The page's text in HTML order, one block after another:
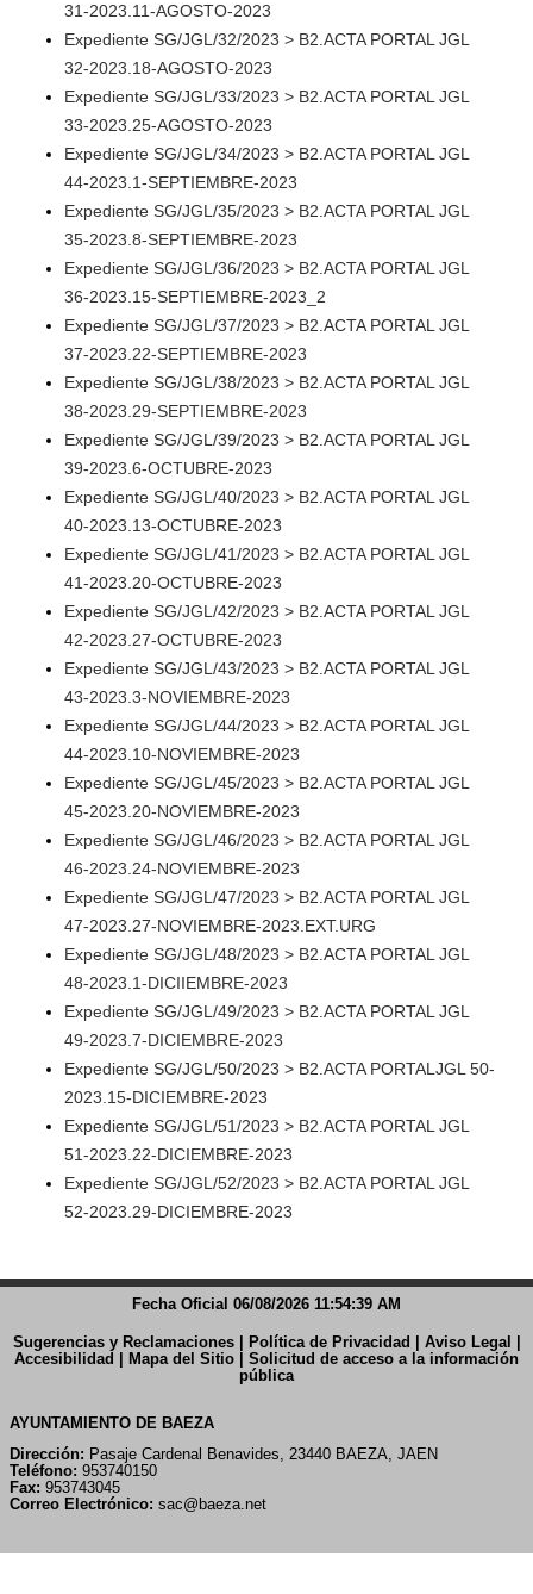
31-2023.11-AGOSTO-2023
Expediente SG/JGL/32/2023 > B2.ACTA PORTAL JGL
32-2023.18-AGOSTO-2023
Expediente SG/JGL/33/2023 > B2.ACTA PORTAL JGL
33-2023.25-AGOSTO-2023
Expediente SG/JGL/34/2023 > B2.ACTA PORTAL JGL
44-2023.1-SEPTIEMBRE-2023
Expediente SG/JGL/35/2023 > B2.ACTA PORTAL JGL
35-2023.8-SEPTIEMBRE-2023
Expediente SG/JGL/36/2023 > B2.ACTA PORTAL JGL
36-2023.15-SEPTIEMBRE-2023_2
Expediente SG/JGL/37/2023 > B2.ACTA PORTAL JGL
37-2023.22-SEPTIEMBRE-2023
Expediente SG/JGL/38/2023 > B2.ACTA PORTAL JGL
38-2023.29-SEPTIEMBRE-2023
Expediente SG/JGL/39/2023 > B2.ACTA PORTAL JGL
39-2023.6-OCTUBRE-2023
Expediente SG/JGL/40/2023 > B2.ACTA PORTAL JGL
40-2023.13-OCTUBRE-2023
Expediente SG/JGL/41/2023 > B2.ACTA PORTAL JGL
41-2023.20-OCTUBRE-2023
Expediente SG/JGL/42/2023 > B2.ACTA PORTAL JGL
42-2023.27-OCTUBRE-2023
Expediente SG/JGL/43/2023 > B2.ACTA PORTAL JGL
43-2023.3-NOVIEMBRE-2023
Expediente SG/JGL/44/2023 > B2.ACTA PORTAL JGL
44-2023.10-NOVIEMBRE-2023
Expediente SG/JGL/45/2023 > B2.ACTA PORTAL JGL
45-2023.20-NOVIEMBRE-2023
Expediente SG/JGL/46/2023 > B2.ACTA PORTAL JGL
46-2023.24-NOVIEMBRE-2023
Expediente SG/JGL/47/2023 > B2.ACTA PORTAL JGL
47-2023.27-NOVIEMBRE-2023.EXT.URG
Expediente SG/JGL/48/2023 > B2.ACTA PORTAL JGL
48-2023.1-DICIIEMBRE-2023
Expediente SG/JGL/49/2023 > B2.ACTA PORTAL JGL
49-2023.7-DICIEMBRE-2023
Expediente SG/JGL/50/2023 > B2.ACTA PORTALJGL 50-
2023.15-DICIEMBRE-2023
Expediente SG/JGL/51/2023 > B2.ACTA PORTAL JGL
51-2023.22-DICIEMBRE-2023
Expediente SG/JGL/52/2023 > B2.ACTA PORTAL JGL
52-2023.29-DICIEMBRE-2023
Fecha Oficial 06/08/2026 11:54:39 AM
Sugerencias y Reclamaciones| Política de Privacidad Aviso Legal
Accesibilidad
Mapa del Sitio
Solicitud de acceso a la información
pública
AYUNTAMIENTO DE BAEZA
Dirección: Pasaje Cardenal Benavides, 23440 BAEZA, JAEN
Teléfono: 953740150
Fax: 953743045
Correo Electrónico: sac@baeza.net